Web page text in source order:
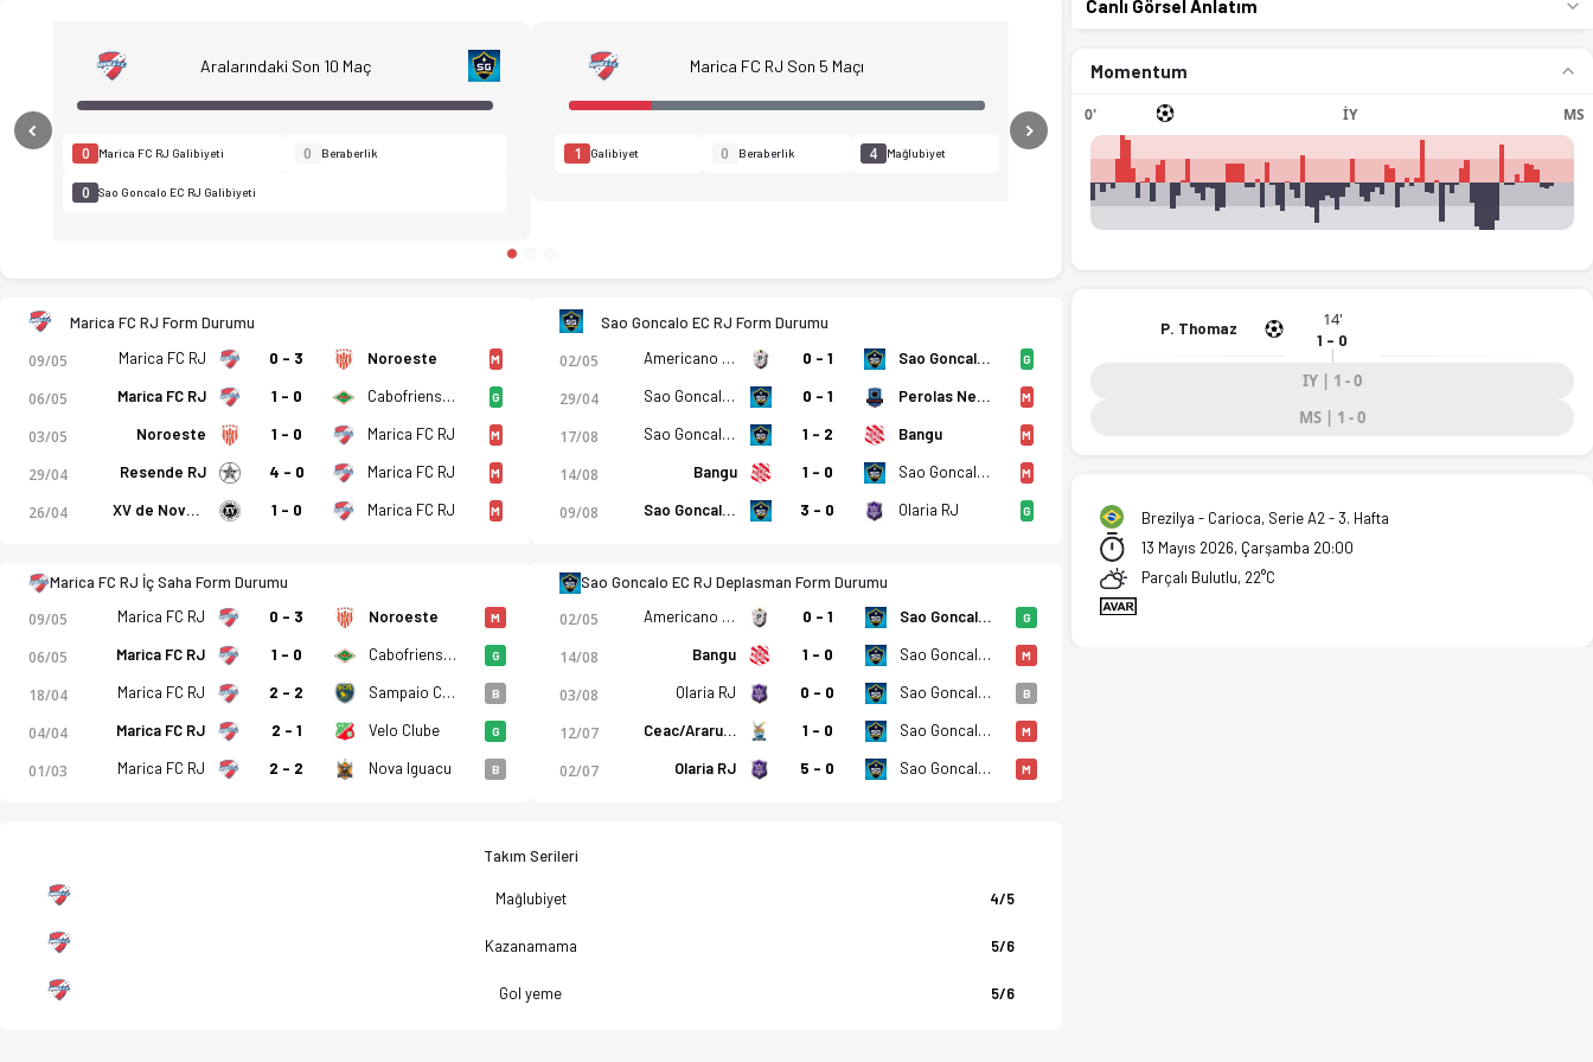
Marica FC RJ - Sao Goncalo EC RJ 1-0 bitti. Gol anları, kadro, istatistikler, puan durumu ve iddaa oranları Ofsayt'ta. (13.05.2026)
Aralarındaki Son 10 Maç
0 Marica FC RJ Galibiyeti 0 Beraberlik
0 Sao Goncalo EC RJ Galibiyeti
Marica FC RJ Son 5 Maçı
1 Galibiyet 0 Beraberlik 4 Mağlubiyet
Previous Next
Marica FC RJ Form Durumu
09/05 Marica FC RJ 0 - 3 Noroeste M
06/05 Marica FC RJ 1 - 0 Cabofriense RJ G
03/05 Noroeste 1 - 0 Marica FC RJ M
29/04 Resende RJ 4 - 0 Marica FC RJ M
26/04 XV de Novembro 1 - 0 Marica FC RJ M
Sao Goncalo EC RJ Form Durumu
02/05 Americano FC RJ 0 - 1 Sao Goncalo EC RJ G
29/04 Sao Goncalo EC RJ 0 - 1 Perolas Negras - Haiti M
17/08 Sao Goncalo EC RJ 1 - 2 Bangu M
14/08 Bangu 1 - 0 Sao Goncalo EC RJ M
09/08 Sao Goncalo EC RJ 3 - 0 Olaria RJ G
Marica FC RJ İç Saha Form Durumu
09/05 Marica FC RJ 0 - 3 Noroeste M
06/05 Marica FC RJ 1 - 0 Cabofriense RJ G
18/04 Marica FC RJ 2 - 2 Sampaio Correa FE B
04/04 Marica FC RJ 2 - 1 Velo Clube G
01/03 Marica FC RJ 2 - 2 Nova Iguacu B
Sao Goncalo EC RJ Deplasman Form Durumu
02/05 Americano FC RJ 0 - 1 Sao Goncalo EC RJ G
14/08 Bangu 1 - 0 Sao Goncalo EC RJ M
03/08 Olaria RJ 0 - 0 Sao Goncalo EC RJ B
12/07 Ceac/Araruama FC RJ 1 - 0 Sao Goncalo EC RJ M
02/07 Olaria RJ 5 - 0 Sao Goncalo EC RJ M
Takım Serileri
Mağlubiyet 4/5
Kazanamama 5/6
Gol yeme 5/6
Canlı Görsel Anlatım
Momentum
0' İY MS
P. Thomaz 14'
1 - 0
IY | 1 - 0
MS | 1 - 0
Brezilya - Carioca, Serie A2 - 3. Hafta
13 Mayıs 2026, Çarşamba 20:00
Parçalı Bulutlu, 22°C